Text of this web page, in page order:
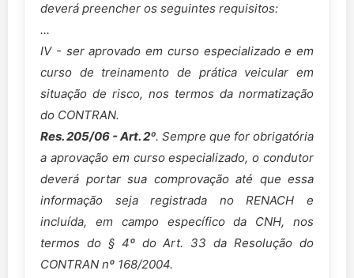
deverá preencher os seguintes requisitos:
...
IV - ser aprovado em curso especializado e em
curso de treinamento de prática veicular em
situação de risco, nos termos da normatização
do CONTRAN.
Res. 205/06 - Art. 2º. Sempre que for obrigatória
a aprovação em curso especializado, o condutor
deverá portar sua comprovação até que essa
informação seja registrada no RENACH e
incluída, em campo específico da CNH, nos
termos do § 4º do Art. 33 da Resolução do
CONTRAN nº 168/2004.